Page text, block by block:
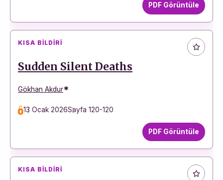
PDF Görüntüle
KISA BILDIRI
Sudden Silent Deaths
Gökhan Akdur*
13 Ocak 2026Sayfa 120-120
PDF Görüntüle
KISA BILDIRI